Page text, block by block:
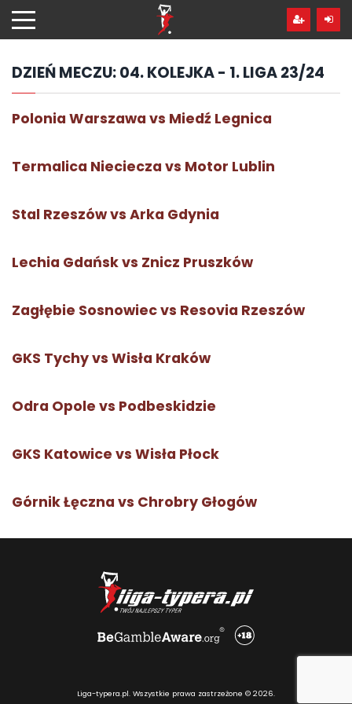
hdo
treści
DZIEŃ MECZU:04. KOLEJKA - 1. LIGA 23/24
Polonia Warszawa vs Miedź Legnica
Termalica Nieciecza vs Motor Lublin
Stal Rzeszów vs Arka Gdynia
Lechia Gdańsk vs Znicz Pruszków
Zagłębie Sosnowiec vs Resovia Rzeszów
GKS Tychy vs Wisła Kraków
Odra Opole vs Podbeskidzie
GKS Katowice vs Wisła Płock
Górnik Łęczna vs Chrobry Głogów
Liga-typera.pl. Wszystkie prawa zastrzeżone © 2026.